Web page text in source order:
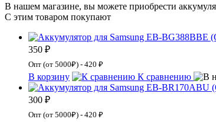
В нашем магазине, вы можете приобрести
С этим товаром покупают
350 ₽
Опт (от 5000₽) - 420 ₽
В корзину К сравнению
300 ₽
Опт (от 5000₽) - 420 ₽